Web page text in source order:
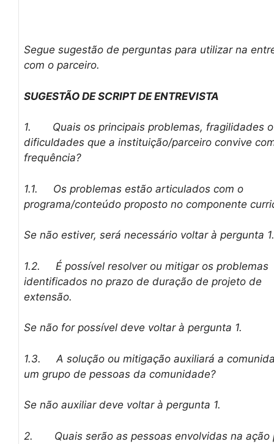
Segue sugestão de perguntas para utilizar na
com o parceiro.
SUGESTÃO DE SCRIPT DE ENTREVISTA
1. Quais os principais problemas, fragilidades
dificuldades que a instituição/parceiro convive
frequência?
1.1. Os problemas estão articulados com o
programa/conteúdo proposto no componente
Se não estiver, será necessário voltar à pergunta 1.
1.2. É possível resolver ou mitigar os problemas
identificados no prazo de duração de projeto de
extensão.
Se não for possível deve voltar à pergunta 1.
1.3. A solução ou mitigação auxiliará a
um grupo de pessoas da comunidade?
Se não auxiliar deve voltar à pergunta 1.
2. Quais serão as pessoas envolvidas na ação